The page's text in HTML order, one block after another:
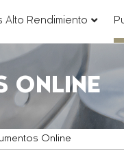
Alto Rendimiento ???
ONLINE
Online